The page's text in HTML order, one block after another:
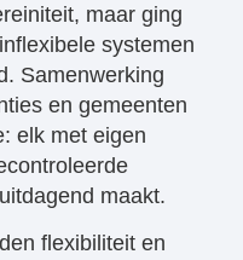
maar ging
systemen
Samenwerking
en gemeenten
elk met eigen
maakt.
flexibiliteit en